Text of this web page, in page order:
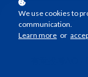
線上課程+
有意投考AO /
We use cookies to
communication.
Learn more or